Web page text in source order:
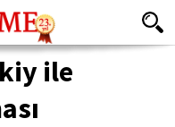
ile